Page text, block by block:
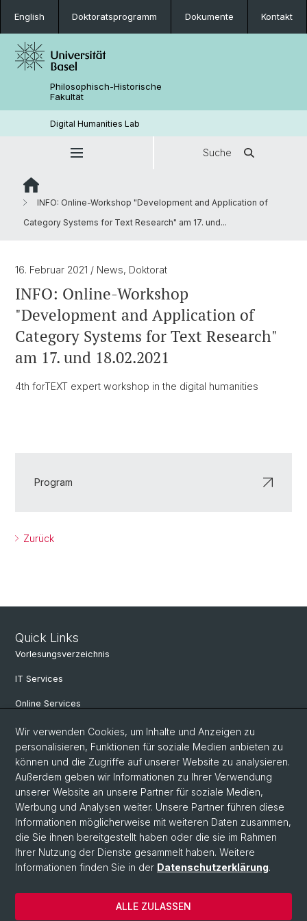
English Doktoratsprogramm Dokumente Kontakt
Philosophisch-Historische
Fakultät
Digital Humanities Lab
Suche
INFO: Online-Workshop "Development and Application of
Category Systems for Text Research" am 17. und...
16. Februar 2021 / News, Doktorat
INFO: Online-Workshop
"Development and Application of
Category Systems for Text Research"
am 17. und 18.02.2021
4th forTEXT expert workshop in the digital humanities
Program
Zurück
Quick Links
Vorlesungsverzeichnis
IT Services
Online Services
Personensuche
PhD Programm
Dokumente & Links
News & Events
© Universität Basel
Datenschutzerklärung
Philosophisch-Historische Fakultät
Wir verwenden Cookies, um Inhalte und Anzeigen zu
personalisieren, Funktionen für soziale Medien anbieten zu
können und die Zugriffe auf unserer Website zu analysieren.
Außerdem geben wir Informationen zu Ihrer Verwendung
unserer Website an unsere Partner für soziale Medien,
Werbung und Analysen weiter. Unsere Partner führen diese
Informationen möglicherweise mit weiteren Daten zusammen,
die Sie ihnen bereitgestellt haben oder die sie im Rahmen
Ihrer Nutzung der Dienste gesammelt haben. Weitere
Informationen finden Sie in der Datenschutzerklärung.
ALLE ZULASSEN